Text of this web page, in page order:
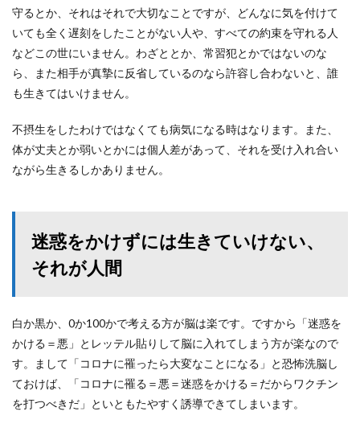
守るとか、それはそれで大切なことですが、どんなに気を付けて
いても全く遅刻をしたことがない人や、すべての約束を守れる人
などこの世にいません。わざととか、常習犯とかではないのな
ら、また相手が真摯に反省しているのなら許容し合わないと、誰
も生きてはいけません。
不摂生をしたわけではなくても病気になる時はなります。また、
体が丈夫とか弱いとかには個人差があって、それを受け入れ合い
ながら生きるしかありません。
迷惑をかけずには生きていけない、
それが人間
白か黒か、0か100かで考える方が脳は楽です。ですから「迷惑を
かける＝悪」とレッテル貼りして脳に入れてしまう方が楽なので
す。まして「コロナに罹ったら大変なことになる」と恐怖洗脳し
ておけば、「コロナに罹る＝悪＝迷惑をかける＝だからワクチン
を打つべきだ」といともたやすく誘導できてしまいます。